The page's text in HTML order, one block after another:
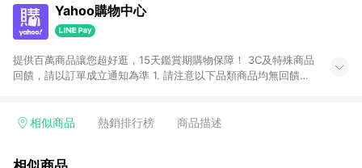
Yahoo購物中心
提供百萬商品讓您超好逛，15天鑑賞期購物保障！ 3C及特殊商品
回饋，請以訂單成立通知為準 1. 請注意以下品類商品均無回饋：
電玩/遊戲/相機/單眼/鏡頭/拍立得 [2024/6/1起適用] -內接硬
相似商品 熱銷排行榜 商品描述